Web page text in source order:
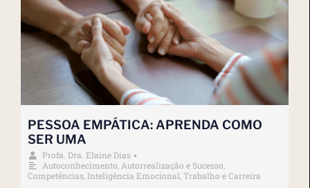
PESSOA EMPÁTICA: APRENDA COMO
SER UMA
Profa. Dra. Elaine Dias •
Autoconhecimento Autorrealização e Sucesso
Competências Inteligência Emocional Trabalho e Carreira